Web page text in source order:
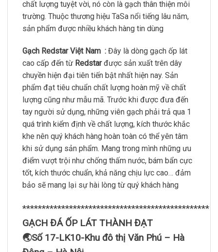
chất lượng tuyệt vời, nó còn là gạch thân thiện môi
trường. Thuộc thương hiệu TaSa nổi tiếng lâu năm,
sản phẩm được nhiều khách hàng tin dùng
Gạch Redstar Việt Nam : Đây là dòng gạch ốp lát
cao cấp đến từ Redstarđược sản xuất trên dây
chuyền hiện đại tiên tiến bật nhất hiện nay. Sản
phẩm đạt tiêu chuẩn chất lượng hoàn mỹ về chất
lượng cũng như mẫu mã. Trước khi được đưa đến
tay người sử dụng, những viên gạch phải trả qua 1
quá trình kiểm định về chất lượng, kích thước khắc
khe nên quý khách hàng hoàn toàn có thể yên tâm
khi sử dụng sản phẩm. Mang trong mình những ưu
điểm vượt trội như chống thấm nước, bám bẩn cực
tốt, kích thước chuẩn, khả năng chịu lực cao… đảm
bảo sẽ mang lại sự hài lòng từ quý khách hàng
************************************************
GẠCH ĐÁ ỐP LÁT THÀNH ĐẠT
🌏Số 17-LK10-Khu đô thị Văn Phú – Hà